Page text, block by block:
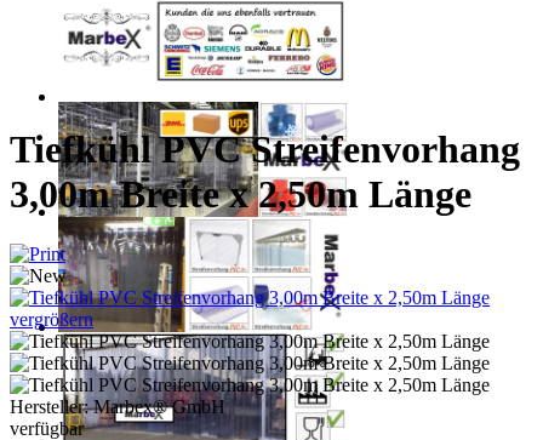
Tiefkühl PVC Streifenvorhang
3,00m Breite x 2,50m Länge
vergrößern
Hersteller:Marbex® GmbH
verfügbar